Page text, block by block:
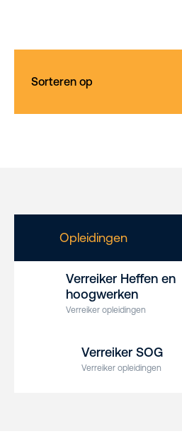
Sorteren op
Opleidingen
Verreiker Heffen en
hoogwerken
Verreiker opleidingen
Verreiker SOG
Verreiker opleidingen